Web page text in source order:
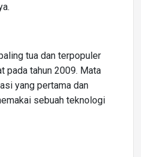
tua dan terpopuler
pada tahun 2009. Mata
yang pertama dan
sebuah teknologi